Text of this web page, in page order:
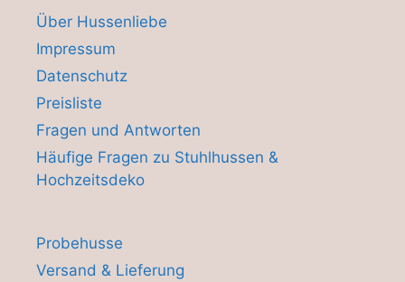
Über Hussenliebe
Impressum
Datenschutz
Preisliste
Fragen und Antworten
Häufige Fragen zu Stuhlhussen &
Hochzeitsdeko
Probehusse
Versand & Lieferung